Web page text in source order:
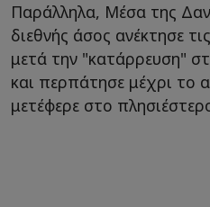
Παράλληλα, Μέσα της
διεθνής άσος ανέκτησε
μετά την "κατάρρευση"
και περπάτησε μέχρι το
μετέφερε στο